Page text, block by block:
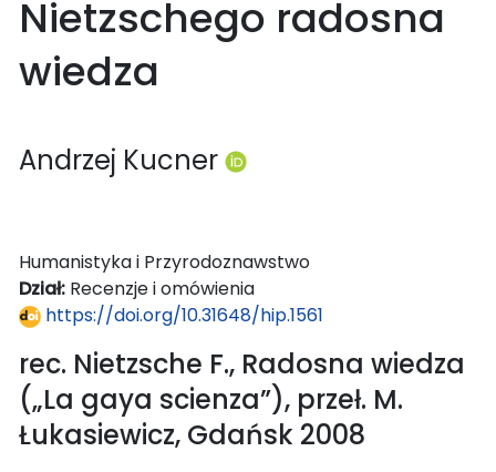
Nietzschego radosna
wiedza
Andrzej Kucner
Humanistyka i Przyrodoznawstwo
Dział: Recenzje i omówienia
https://doi.org/10.31648/hip.1561
rec. Nietzsche F., Radosna wiedza
(„La gaya scienza”), przeł. M.
Łukasiewicz, Gdańsk 2008